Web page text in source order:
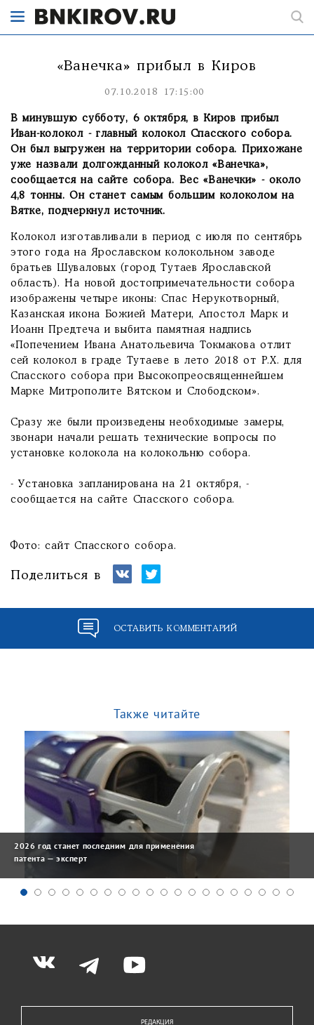
«Ванечка» прибыл в Киров
07.10.2018 17:15:00
В минувшую субботу, 6 октября, в Киров прибыл
Иван-колокол - главный колокол Спасского собора.
Он был выгружен на территории собора. Прихожане
уже назвали долгожданный колокол «Ванечка»,
сообщается на сайте собора. Вес «Ванечки» - около
4,8 тонны. Он станет самым большим колоколом на
Вятке, подчеркнул источник.
Колокол изготавливали в период с июля по сентябрь
этого года на Ярославском колокольном заводе
братьев Шуваловых (город Тутаев Ярославской
область). На новой достопримечательности собора
изображены четыре иконы: Спас Нерукотворный,
Казанская икона Божией Матери, Апостол Марк и
Иоанн Предтеча и выбита памятная надпись
«Попечением Ивана Анатольевича Токмакова отлит
сей колокол в граде Тутаеве в лето 2018 от Р.Х. для
Спасского собора при Высокопреосвященнейшем
Марке Митрополите Вятском и Слободском».
Сразу же были произведены необходимые замеры,
звонари начали решать технические вопросы по
установке колокола на колокольню собора.
- Установка запланирована на 21 октября, -
сообщается на сайте Спасского собора.
Фото: сайт Спасского собора.
Поделиться в
ОСТАВИТЬ КОММЕНТАРИЙ
Также читайте
2026 год станет последним для применения
патента — эксперт
РЕДАКЦИЯ